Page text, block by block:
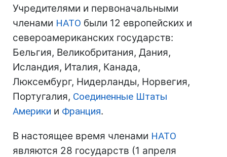
Учредителями и первоначальными
членами НАТО были 12 европейских и
североамериканских государств:
Бельгия, Великобритания, Дания,
Исландия, Италия, Канада,
Люксембург, Нидерланды, Норвегия,
Португалия, Соединенные Штаты
Америки и Франция.
В настоящее время членами НАТО
являются 28 государств (1 апреля